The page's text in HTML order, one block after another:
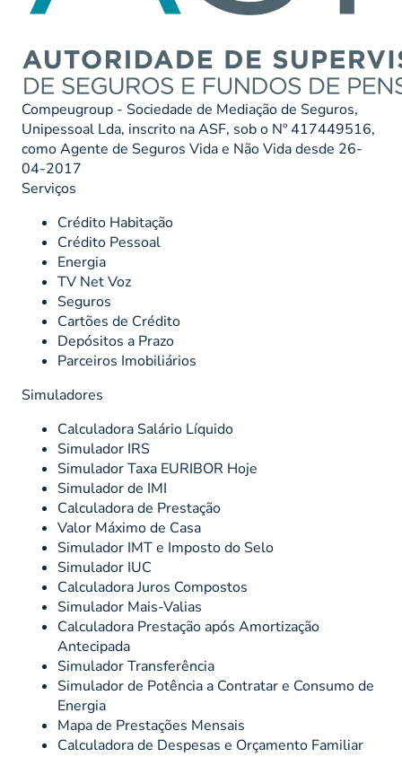
Compeugroup - Sociedade de Mediação de Seguros,
Unipessoal Lda, inscrito na ASF, sob o Nº 417449516,
como Agente de Seguros Vida e Não Vida desde 26-
04-2017
Serviços
Crédito Habitação
Crédito Pessoal
Energia
TV Net Voz
Seguros
Cartões de Crédito
Depósitos a Prazo
Parceiros Imobiliários
Simuladores
Calculadora Salário Líquido
Simulador IRS
Simulador Taxa EURIBOR Hoje
Simulador de IMI
Calculadora de Prestação
Valor Máximo de Casa
Simulador IMT e Imposto do Selo
Simulador IUC
Calculadora Juros Compostos
Simulador Mais-Valias
Calculadora Prestação após Amortização
Antecipada
Simulador Transferência
Simulador de Potência a Contratar e Consumo de
Energia
Mapa de Prestações Mensais
Calculadora de Despesas e Orçamento Familiar